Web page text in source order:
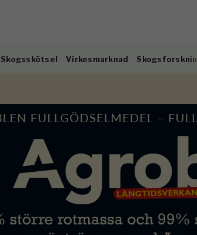
Skogsskötsel Virkesmarknad